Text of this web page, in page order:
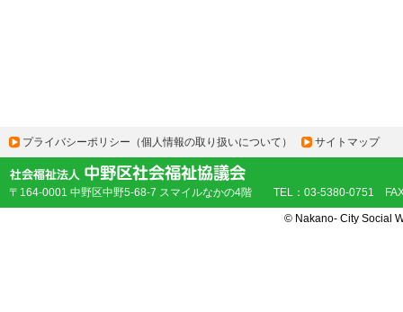
プライバシーポリシー（個人情報の取り扱いについて） サイトマップ
〒164-0001 中野区中野5-68-7 スマイルなかの4階 TEL：03-5380-0751
© Nakano- City Social